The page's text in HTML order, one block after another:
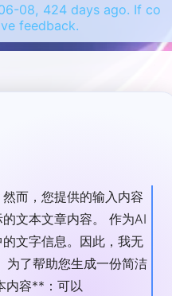
08, 424 days ago. If co
feedback.
而，您提供的输入内容
文本文章内容。 作为AI
文字信息。因此，我无
为了帮助您生成一份简洁
容**：可以直接粘贴文